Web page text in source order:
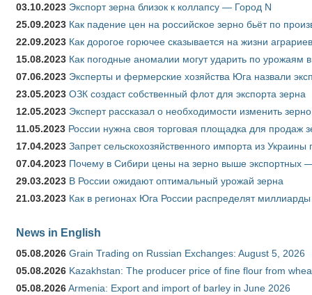
03.10.2023 Экспорт зерна близок к коллапсу — Город N
25.09.2023 Как падение цен на российское зерно бьёт по
22.09.2023 Как дорогое горючее сказывается на жизни аграриев
15.08.2023 Как погодные аномалии могут ударить по урожаям
07.06.2023 Эксперты и фермерские хозяйства Юга назвали
23.05.2023 ОЗК создаст собственный флот для экспорта зерна
12.05.2023 Эксперт рассказал о необходимости изменить
11.05.2023 России нужна своя торговая площадка для продаж
17.04.2023 Запрет сельскохозяйственного импорта из
07.04.2023 Почему в Сибири цены на зерно выше экспортных
29.03.2023 В России ожидают оптимальный урожай зерна
21.03.2023 Как в регионах Юга России распределят
News in English
05.08.2026 Grain Trading on Russian Exchanges: August 5, 2026
05.08.2026 Kazakhstan: The producer price of fine flour from
05.08.2026Armenia: Export and import of barley in June 2026